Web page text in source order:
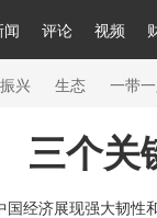
闻 评论 视频
平 联播+ 中国
栏目大全 节目单
道 iPanda
兴 生态 一带
秧纪录 纪
三个关
国经济展现强大韧性